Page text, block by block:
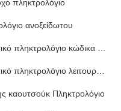
πληκτρολόγιο
ανοξείδωτου
πληκτρολόγιο κώδικα
πληκτρολόγιο λειτουργίας
καουτσούκ Πληκτρολόγιο